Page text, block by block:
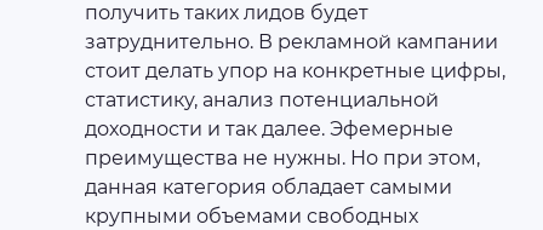
получить таких лидов будет
затруднительно. В рекламной кампании
стоит делать упор на конкретные цифры,
статистику, анализ потенциальной
доходности и так далее. Эфемерные
преимущества не нужны. Но при этом,
данная категория обладает самыми
крупными объемами свободных